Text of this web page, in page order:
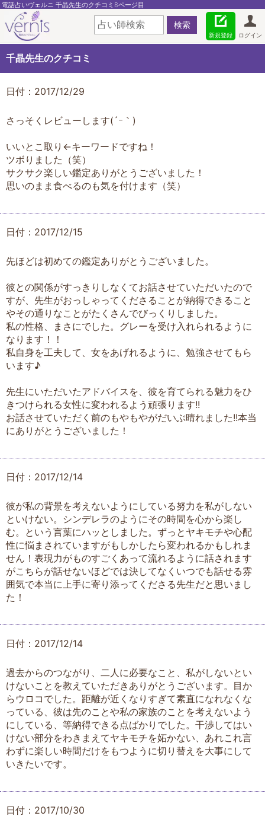
電話占いヴェルニ 千晶先生のクチコミ8ページ目
ログイン
新規登録
千晶先生のクチコミ
日付：2017/12/29
さっそくレビューします(´ｰ｀)
いいとこ取り←キーワードですね！
ツボりました（笑）
サクサク楽しい鑑定ありがとうございました！
思いのまま食べるのも気を付けます（笑）
日付：2017/12/15
先ほどは初めての鑑定ありがとうございました。
彼との関係がすっきりしなくてお話させていただいたので
すが、先生がおっしゃってくださることが納得できること
やその通りなことがたくさんでびっくりしました。
私の性格、まさにでした。グレーを受け入れられるように
なります！！
私自身を工夫して、女をあげれるように、勉強させてもら
います♪
先生にいただいたアドバイスを、彼を育てられる魅力をひ
きつけられる女性に変われるよう頑張ります!!
お話させていただく前のもやもやがだいぶ晴れました!!本当
にありがとうございました！
日付：2017/12/14
彼が私の背景を考えないようにしている努力を私がしない
といけない。シンデレラのようにその時間を心から楽し
む。という言葉にハッとしました。ずっとヤキモチや心配
性に悩まされていますがもしかしたら変われるかもしれま
せん！表現力がものすごくあって流れるように話されます
がこちらが話せないほどでは決してなくいつでも話せる雰
囲気で本当に上手に寄り添ってくださる先生だと思いまし
た！
日付：2017/12/14
過去からのつながり、二人に必要なこと、私がしないとい
けないことを教えていただきありがとうございます。目か
らウロコでした。距離が近くなりすぎて素直になれなくな
っている、彼は先のことや私の家族のことを考えないよう
にしている、等納得できる点ばかりでした。干渉してはい
けない部分をわきまえてヤキモチを妬かない、あれこれ言
わずに楽しい時間だけをもつように切り替えを大事にして
いきたいです。
日付：2017/10/30